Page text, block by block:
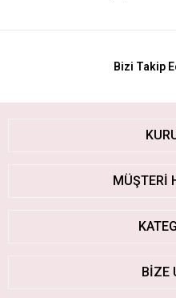
Bizi Takip
MÜŞTERİ
BİZE